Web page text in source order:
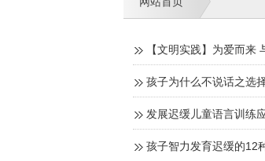
【文明实践】为爱而
孩子为什么不说话之选
发展迟缓儿童语言训练
孩子智力发育迟缓的12